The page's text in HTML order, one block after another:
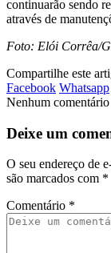
continuarão sendo
através de
Foto: Elói Corrêa/
Compartilhe este
Facebook Whatsapp
Nenhum comentário
Deixe um
O seu endereço de
são marcados com *
Comentário *